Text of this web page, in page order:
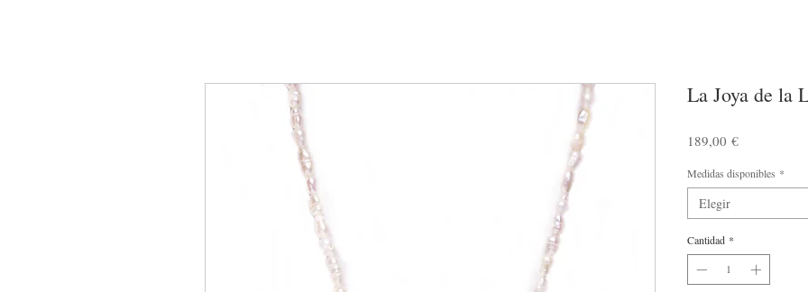
La Joya de la
189,00 €Precio
Medidas disponibles *
Elegir
Cantidad *